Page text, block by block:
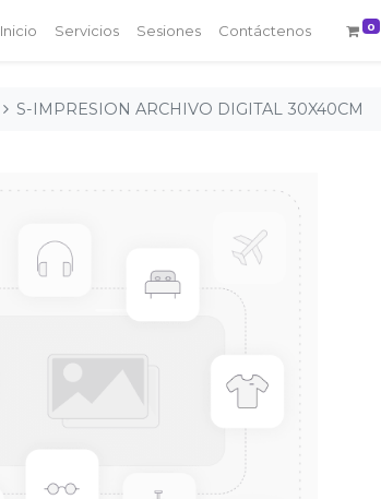
Inicio Servicios Sesiones Contáctenos 0
S-IMPRESION ARCHIVO DIGITAL 30X40CM